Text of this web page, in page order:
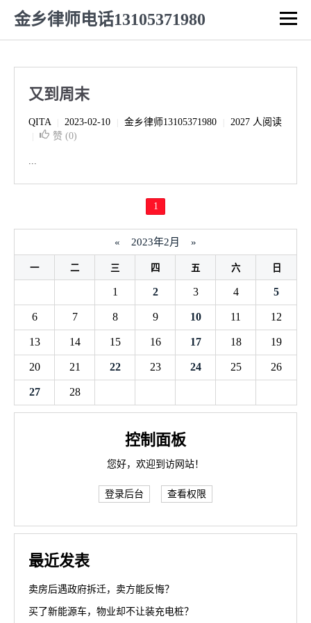
金乡律师电话13105371980
又到周末
QITA 2023-02-10 金乡律师13105371980 2027 人阅读
赞 (0)
...
1
« 2023年2月 »
一 二 三 四 五 六 日
1 2 3 4 5
6 7 8 9 10 11 12
13 14 15 16 17 18 19
20 21 22 23 24 25 26
27 28
控制面板
您好，欢迎到访网站！
登录后台 查看权限
最近发表
卖房后遇政府拆迁，卖方能反悔？
买了新能源车，物业却不让装充电桩？